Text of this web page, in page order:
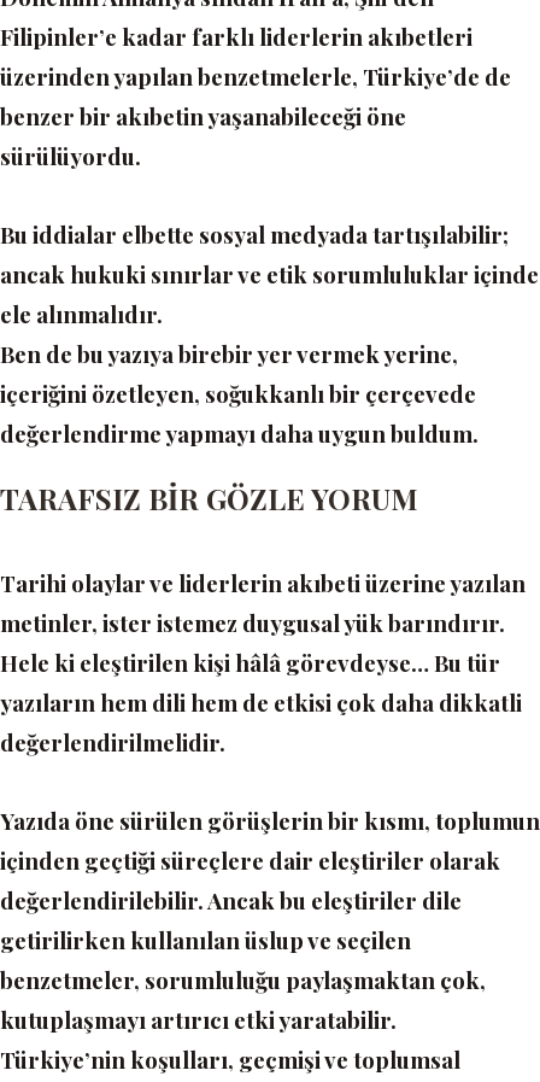
Filipinler’e kadar farklı liderlerin akıbetleri
üzerinden yapılan benzetmelerle, Türkiye’de de
benzer bir akıbetin yaşanabileceği öne
sürülüyordu.
Bu iddialar elbette sosyal medyada tartışılabilir;
ancak hukuki sınırlar ve etik sorumluluklar içinde
ele alınmalıdır.
Ben de bu yazıya birebir yer vermek yerine,
içeriğini özetleyen, soğukkanlı bir çerçevede
değerlendirme yapmayı daha uygun buldum.
TARAFSIZ BİR GÖZLE YORUM
Tarihi olaylar ve liderlerin akıbeti üzerine yazılan
metinler, ister istemez duygusal yük barındırır.
Hele ki eleştirilen kişi hâlâ görevdeyse… Bu tür
yazıların hem dili hem de etkisi çok daha dikkatli
değerlendirilmelidir.
Yazıda öne sürülen görüşlerin bir kısmı, toplumun
içinden geçtiği süreçlere dair eleştiriler olarak
değerlendirilebilir. Ancak bu eleştiriler dile
getirilirken kullanılan üslup ve seçilen
benzetmeler, sorumluluğu paylaşmaktan çok,
kutuplaşmayı artırıcı etki yaratabilir.
Türkiye’nin koşulları, geçmişi ve toplumsal